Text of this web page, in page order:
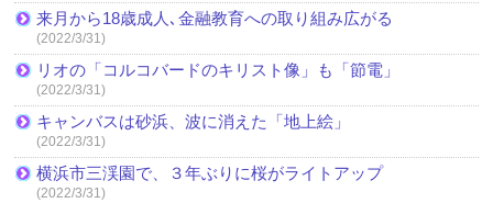
来月から18歳成人､金融教育への取り組み広がる
(2022/3/31)
リオの「コルコバードのキリスト像」も「節電」
(2022/3/31)
キャンバスは砂浜、波に消えた「地上絵」
(2022/3/31)
横浜市三渓園で、３年ぶりに桜がライトアップ
(2022/3/31)